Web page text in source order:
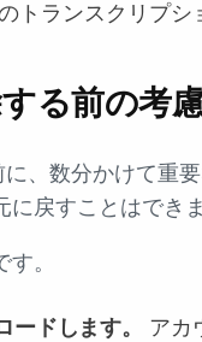
トランスクリプ
る前の考
、数分かけて重
戻すことはできま
。
ドします。
アカ